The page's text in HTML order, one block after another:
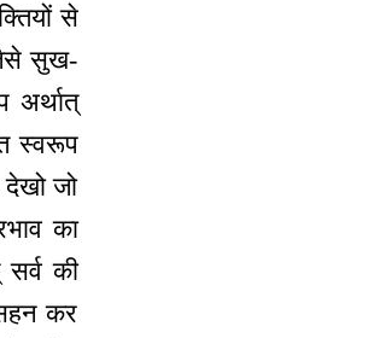
से
जैसे सुख-
अर्थात्
स्वरूप
जो
का
की
कर